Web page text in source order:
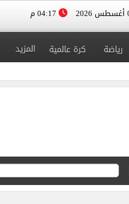
رياضة كرة عالمية المزيد